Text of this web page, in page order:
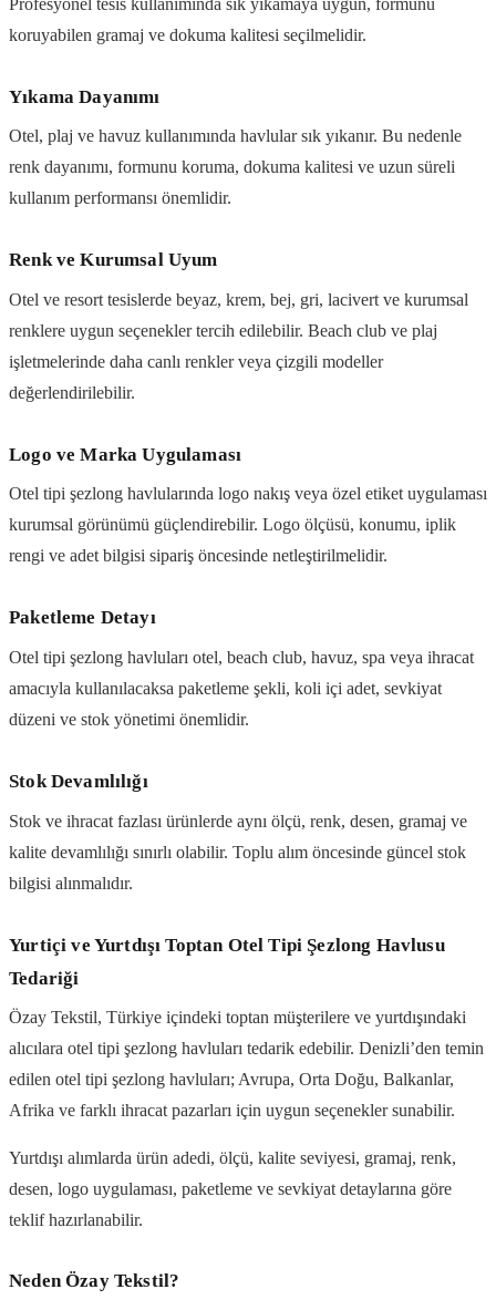
koruyabilen gramaj ve dokuma kalitesi seçilmelidir.
Yıkama Dayanımı
Otel, plaj ve havuz kullanımında havlular sık yıkanır. Bu nedenle
renk dayanımı, formunu koruma, dokuma kalitesi ve uzun süreli
kullanım performansı önemlidir.
Renk ve Kurumsal Uyum
Otel ve resort tesislerde beyaz, krem, bej, gri, lacivert ve kurumsal
renklere uygun seçenekler tercih edilebilir. Beach club ve plaj
işletmelerinde daha canlı renkler veya çizgili modeller
değerlendirilebilir.
Logo ve Marka Uygulaması
Otel tipi şezlong havlularında logo nakış veya özel etiket uygulaması
kurumsal görünümü güçlendirebilir. Logo ölçüsü, konumu, iplik
rengi ve adet bilgisi sipariş öncesinde netleştirilmelidir.
Paketleme Detayı
Otel tipi şezlong havluları otel, beach club, havuz, spa veya ihracat
amacıyla kullanılacaksa paketleme şekli, koli içi adet, sevkiyat
düzeni ve stok yönetimi önemlidir.
Stok Devamlılığı
Stok ve ihracat fazlası ürünlerde aynı ölçü, renk, desen, gramaj ve
kalite devamlılığı sınırlı olabilir. Toplu alım öncesinde güncel stok
bilgisi alınmalıdır.
Yurtiçi ve Yurtdışı Toptan Otel Tipi Şezlong Havlusu
Tedariği
Özay Tekstil, Türkiye içindeki toptan müşterilere ve yurtdışındaki
alıcılara otel tipi şezlong havluları tedarik edebilir. Denizli’den temin
edilen otel tipi şezlong havluları; Avrupa, Orta Doğu, Balkanlar,
Afrika ve farklı ihracat pazarları için uygun seçenekler sunabilir.
Yurtdışı alımlarda ürün adedi, ölçü, kalite seviyesi, gramaj, renk,
desen, logo uygulaması, paketleme ve sevkiyat detaylarına göre
teklif hazırlanabilir.
Neden Özay Tekstil?